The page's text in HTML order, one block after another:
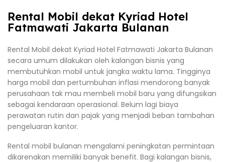
Rental Mobil dekat Kyriad Hotel
Fatmawati Jakarta Bulanan
Rental Mobil dekat Kyriad Hotel Fatmawati Jakarta Bulanan
secara umum dilakukan oleh kalangan bisnis yang
membutuhkan mobil untuk jangka waktu lama. Tingginya
harga mobil dan pertumbuhan inflasi mendorong banyak
perusahaan tak mau membeli mobil baru yang difungsikan
sebagai kendaraan operasional. Belum lagi biaya
perawatan rutin dan pajak yang menjadi beban tambahan
pengeluaran kantor.
Rental mobil bulanan mengalami peningkatan permintaan
dikarenakan memiliki banyak benefit. Bagi kalangan bisnis,